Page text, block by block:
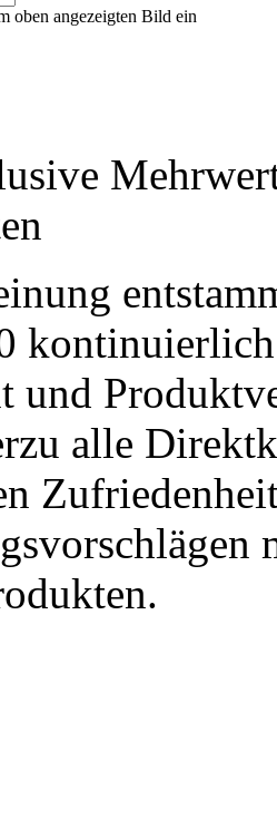
oben angezeigten Bild ein
und
alle